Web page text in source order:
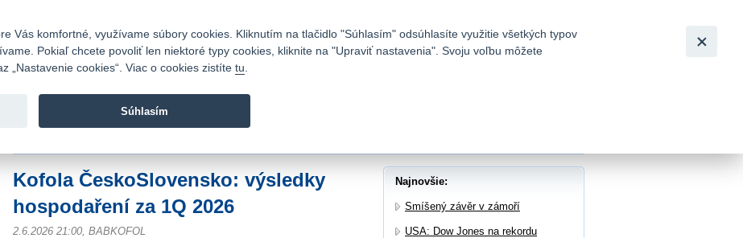
Fio banka sa zameriava na poskytovanie bežných bankových
Kofola ČeskoSlovensko: výsledky
hospodaření za 1Q 2026
2.6.2026 21:00, BABKOFOL
Najnovšie:
Smíšený závěr v zámoří
USA: Dow Jones na rekordu
Vás komfortné, využívame súbory cookies. Kliknutím na tlačidlo "Súhlasím" odsúhlasíte využitie všetkých typov
Pokiaľ chcete povoliť len niektoré typy cookies, kliknite na "Upraviť nastavenia". Svoju voľbu môžete
„Nastavenie cookies“. Viac o cookies zistíte tu
Súhlasím